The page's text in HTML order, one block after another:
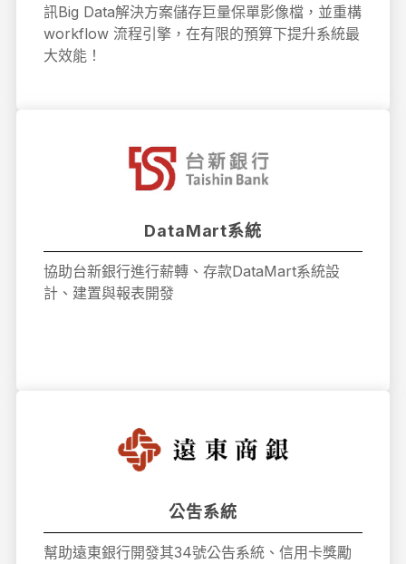
訊Big Data解決方案儲存巨量保單影像檔，並重構
workflow 流程引擎，在有限的預算下提升系統最
大效能！
DataMart系統
協助台新銀行進行薪轉、存款DataMart系統設
計、建置與報表開發
公吿系統
幫助遠東銀行開發其34號公告系統、信用卡獎勵